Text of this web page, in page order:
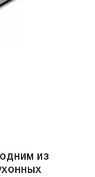
из